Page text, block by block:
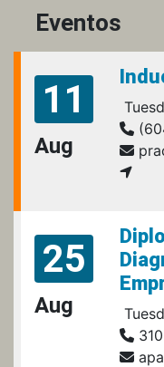
Eventos
11
Aug
25
Aug